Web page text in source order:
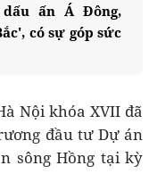
ấn Á Đông,
có sự góp sức
Nội khóa XVII đã
đầu tư Dự án
sông Hồng tại kỳ